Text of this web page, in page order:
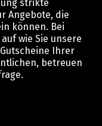
strikte
Angebote, die
können. Bei
wie Sie unsere
Ihrer
betreuen